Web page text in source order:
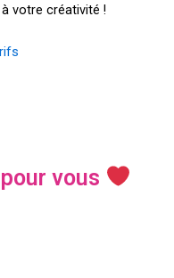
votre créativité !
vous